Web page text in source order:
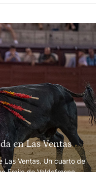
en Las Ventas
Las Ventas. Un cuarto de